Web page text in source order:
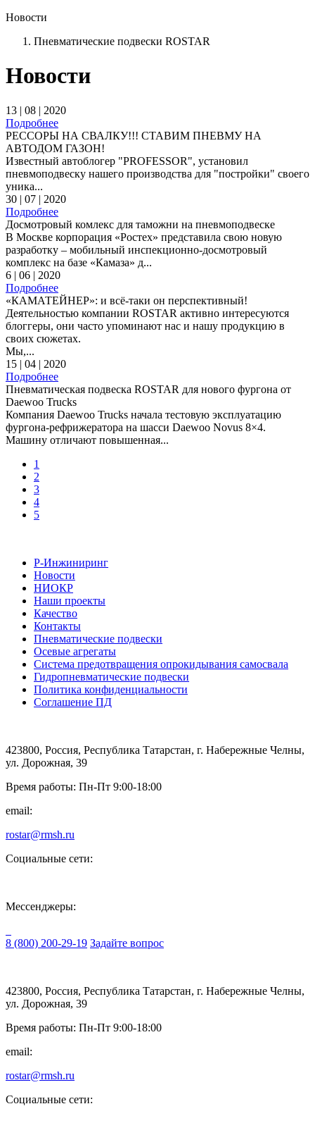
Новости
Пневматические подвески ROSTAR
Новости
13 | 08 | 2020
Подробнее
РЕССОРЫ НА СВАЛКУ!!! СТАВИМ ПНЕВМУ НА
АВТОДОМ ГАЗОН!
Известный автоблогер "PROFESSOR", установил
пневмоподвеску нашего производства для "постройки" своего
уника...
30 | 07 | 2020
Подробнее
Досмотровый комлекс для таможни на пневмоподвеске
В Москве корпорация «Ростех» представила свою новую
разработку – мобильный инспекционно-досмотровый
комплекс на базе «Камаза» д...
6 | 06 | 2020
Подробнее
«КАМАТЕЙНЕР»: и всё-таки он перспективный!
Деятельностью компании ROSTAR активно интересуются
блоггеры, они часто упоминают нас и нашу продукцию в
своих сюжетах.
Мы,...
15 | 04 | 2020
Подробнее
Пневматическая подвеска ROSTAR для нового фургона от
Daewoo Trucks
Компания Daewoo Trucks начала тестовую эксплуатацию
фургона-рефрижератора на шасси Daewoo Novus 8×4.
Машину отличают повышенная...
1
2
3
4
5
Р-Инжиниринг
Новости
НИОКР
Наши проекты
Качество
Контакты
Пневматические подвески
Осевые агрегаты
Система предотвращения опрокидывания самосвала
Гидропневматические подвески
Политика конфиденциальности
Соглашение ПД
423800, Россия, Республика Татарстан, г. Набережные Челны,
ул. Дорожная, 39
Время работы: Пн-Пт 9:00-18:00
email:
rostar@rmsh.ru
Социальные сети:
Мессенджеры:
8 (800) 200-29-19 Задайте вопрос
423800, Россия, Республика Татарстан, г. Набережные Челны,
ул. Дорожная, 39
Время работы: Пн-Пт 9:00-18:00
email:
rostar@rmsh.ru
Социальные сети: